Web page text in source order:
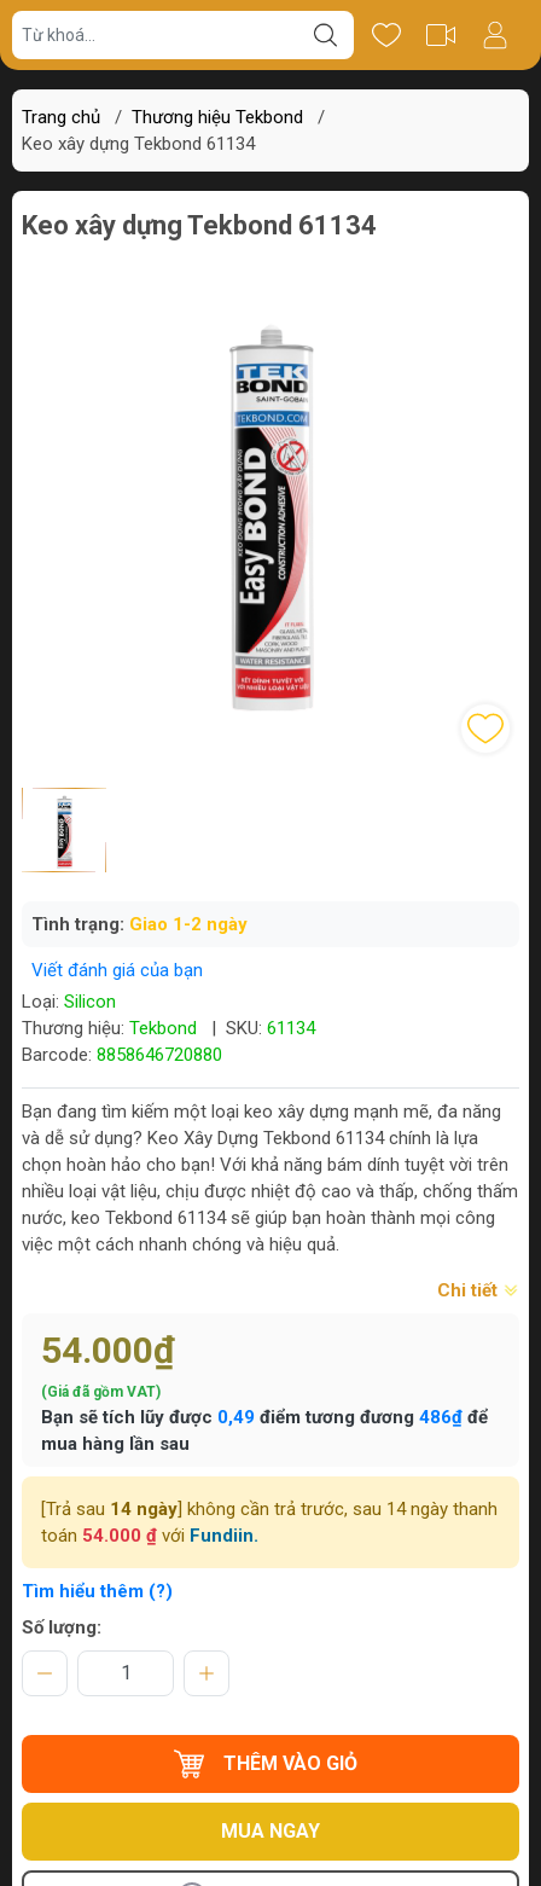
Trang chủ / Thương hiệu Tekbond
/
Keo xây dựng Tekbond 61134
Giá bán Review
Keo xây dựng Tekbond 61134
Tình trạng: Giao 1-2 ngày
Viết đánh giá của bạn
Loại: Silicon
Thương hiệu: Tekbond SKU: 61134
Barcode: 8858646720880
Bạn đang tìm kiếm một loại keo xây dựng mạnh mẽ, đa năng
và dễ sử dụng? Keo Xây Dựng Tekbond 61134 chính là lựa
chọn hoàn hảo cho bạn! Với khả năng bám dính tuyệt vời trên
nhiều loại vật liệu, chịu được nhiệt độ cao và thấp, chống thấm
nước, keo Tekbond 61134 sẽ giúp bạn hoàn thành mọi công
việc một cách nhanh chóng và hiệu quả.
Chi tiết
54.000₫
(Giá đã gồm VAT)
Bạn sẽ tích lũy được 0,49 điểm tương đương 486₫ để
mua hàng lần sau
[Trả sau 14 ngày ] không cần trả trước, sau 14 ngày thanh
toán 54.000 ₫ với Fundiin.
Tìm hiểu thêm (?)
Số lượng:
THÊM VÀO GIỎ
MUA NGAY